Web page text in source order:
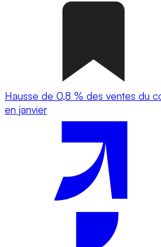
Hausse de 0,8 % des ventes du
en janvier